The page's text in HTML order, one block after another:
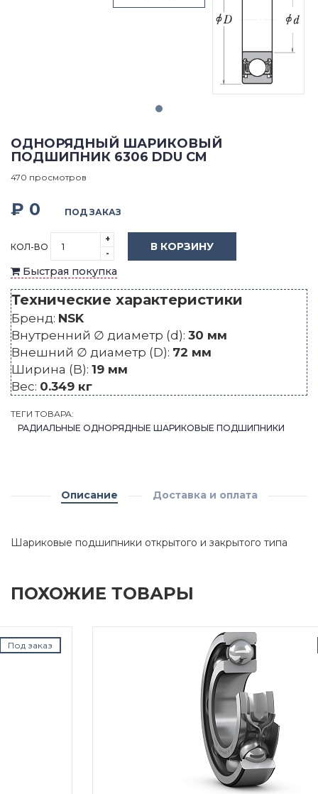
ОДНОРЯДНЫЙ ШАРИКОВЫЙ
ПОДШИПНИК 6306 DDU CM
470 просмотров
₽ 0 ПОД ЗАКАЗ
КОЛ-ВО
+
-
В КОРЗИНУ
Быстрая покупка
Технические характеристики
Бренд: NSK
Внутренний ∅ диаметр (d): 30 мм
Внешний ∅ диаметр (D): 72 мм
Ширина (B): 19 мм
Вес: 0.349 кг
ТЕГИ ТОВАРА:
РАДИАЛЬНЫЕ ОДНОРЯДНЫЕ ШАРИКОВЫЕ ПОДШИПНИКИ
Описание Доставка и оплата
Шариковые подшипники открытого и закрытого типа
ПОХОЖИЕ ТОВАРЫ
Под заказ